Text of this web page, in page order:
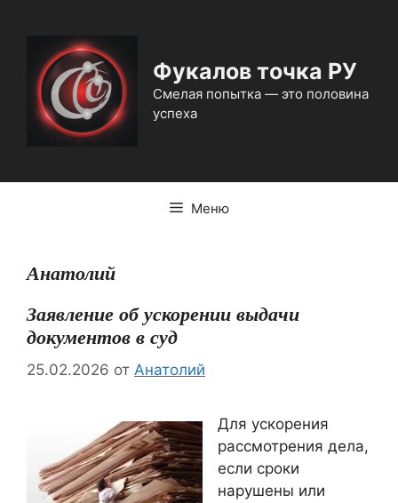
содержимому
Фукалов точка РУ
Смелая попытка — это половина
успеха
Меню
Анатолий
Заявление об ускорении выдачи
документов в суд
25.02.2026 от Анатолий
Для ускорения
рассмотрения дела,
если сроки
нарушены или